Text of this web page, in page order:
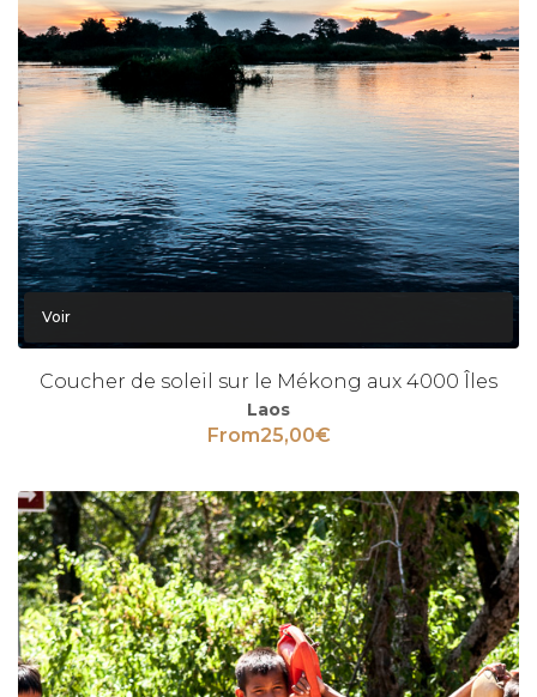
Voir
Coucher de soleil sur le Mékong aux 4000 Îles
Laos
From25,00€